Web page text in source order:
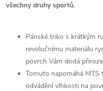
všechny druhy sportů.
Pánské triko s krátkým
revolučnímu materiálu
povrch Vám dodá
Tomuto napomáhá
odvádění vlhkosti na